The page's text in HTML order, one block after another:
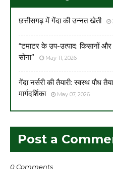
छत्तीसगढ़ में गेंदा की उन्नत खेती
“टमाटर के उप-उत्पाद: किसानों
सोना”
May 11, 2026
गेंदा नर्सरी की तैयारी: स्वस्थ पौध
मार्गदर्शिका
May 07, 2026
Post a
0 Comments